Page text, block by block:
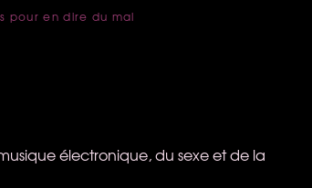
pour en dire du mal
électronique, du sexe et de la